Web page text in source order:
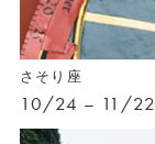
さそり座
10/24 – 11/22